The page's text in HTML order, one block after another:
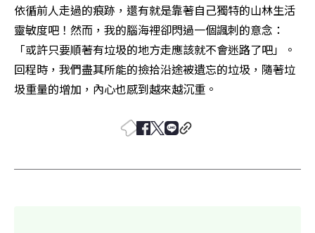
依循前人走過的痕跡，還有就是靠著自己獨特的山林生活
靈敏度吧！然而，我的腦海裡卻閃過一個諷刺的意念：
「或許只要順著有垃圾的地方走應該就不會迷路了吧」。
回程時，我們盡其所能的撿拾沿途被遺忘的垃圾，隨著垃
圾重量的增加，內心也感到越來越沉重。